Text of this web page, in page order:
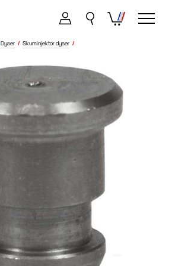
Dyser / Skuminjektor dyser /